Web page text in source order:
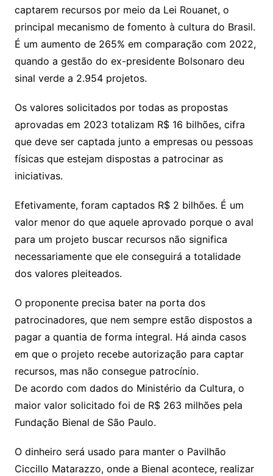
captarem recursos por meio da Lei Rouanet, o
principal mecanismo de fomento à cultura do Brasil.
É um aumento de 265% em comparação com 2022,
quando a gestão do ex-presidente Bolsonaro deu
sinal verde a 2.954 projetos.
Os valores solicitados por todas as propostas
aprovadas em 2023 totalizam R$ 16 bilhões, cifra
que deve ser captada junto a empresas ou pessoas
físicas que estejam dispostas a patrocinar as
iniciativas.
Efetivamente, foram captados R$ 2 bilhões. É um
valor menor do que aquele aprovado porque o aval
para um projeto buscar recursos não significa
necessariamente que ele conseguirá a totalidade
dos valores pleiteados.
O proponente precisa bater na porta dos
patrocinadores, que nem sempre estão dispostos a
pagar a quantia de forma integral. Há ainda casos
em que o projeto recebe autorização para captar
recursos, mas não consegue patrocínio.
De acordo com dados do Ministério da Cultura, o
maior valor solicitado foi de R$ 263 milhões pela
Fundação Bienal de São Paulo.
O dinheiro será usado para manter o Pavilhão
Ciccillo Matarazzo, onde a Bienal acontece, realizar